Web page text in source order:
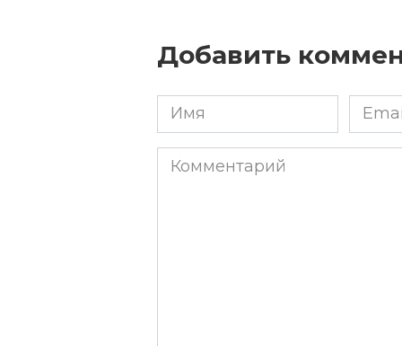
Добавить
Имя
*
Email
*
Комментарий